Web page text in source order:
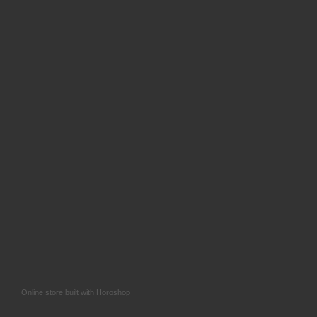
Online store built with Horoshop